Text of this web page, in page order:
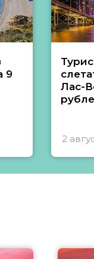
9
Лас-
2